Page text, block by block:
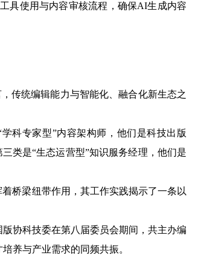
使用与内容审核流程，确保AI生成内容
传统编辑能力与智能化、融合化新生态之
科专家型”内容架构师，他们是科技出版
类是“生态运营型”知识服务经理，他们是
桥梁纽带作用，其工作实践揭示了一条以
协科技委在第八届委员会期间，共主办编
养与产业需求的同频共振。